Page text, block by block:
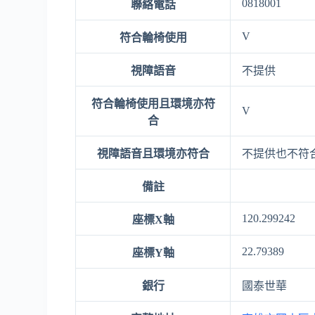
聯絡電話 0818001
符合輪椅使用 V
視障語音 不提供
符合輪椅使用且環境亦符
合
V
視障語音且環境亦符合 不提供也不符
備註
座標X軸 120.299242
座標Y軸 22.79389
銀行 國泰世華